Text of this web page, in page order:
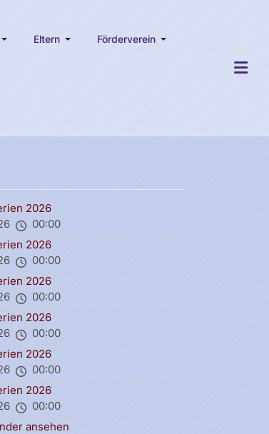
Eltern Förderverein
2026
00:00
2026
00:00
2026
00:00
2026
00:00
2026
00:00
2026
00:00
ansehen